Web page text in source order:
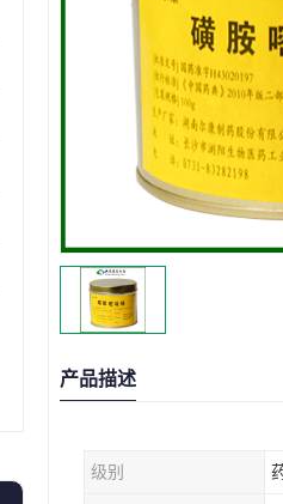
产品描述
级别